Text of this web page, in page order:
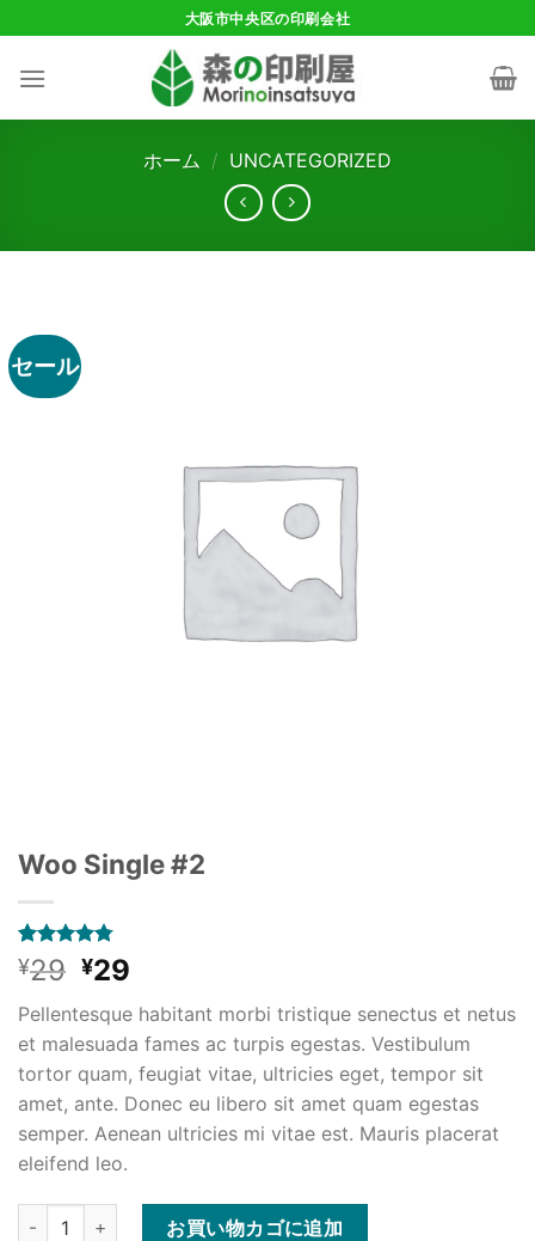
to
content
大阪市中央区の印刷会社
ホーム / UNCATEGORIZED
セール
Woo Single #2
4
件の利用
者評価に
階評価の
うち、4.75
点
¥29 元
価
格
は
¥29
で
し
た。
¥29
在
の
価
格
は
¥29
す。
Pellentesque habitant morbi tristique senectus et netus
et malesuada fames ac turpis egestas. Vestibulum
tortor quam, feugiat vitae, ultricies eget, tempor sit
amet, ante. Donec eu libero sit amet quam egestas
semper. Aenean ultricies mi vitae est. Mauris placerat
eleifend leo.
Woo Single #2個 お買い物カゴに追加